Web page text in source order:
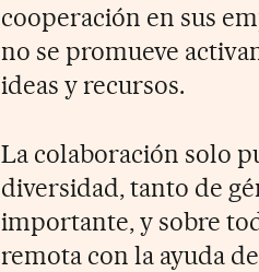
cooperación en sus
no se promueve
ideas y recursos.
La colaboración solo
diversidad, tanto de
importante, y sobre
remota con la ayuda